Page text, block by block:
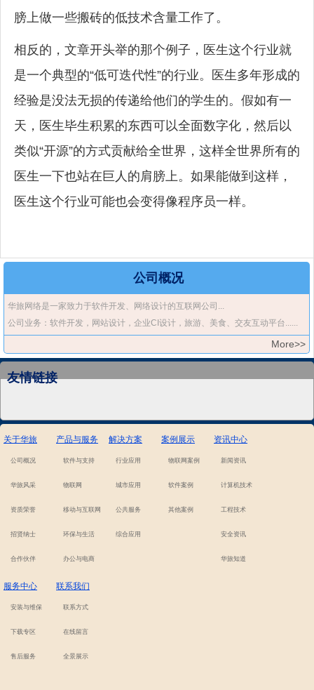
膀上做一些搬砖的低技术含量工作了。
相反的，文章开头举的那个例子，医生这个行业就
是一个典型的“低可迭代性”的行业。医生多年形成的
经验是没法无损的传递给他们的学生的。假如有一
天，医生毕生积累的东西可以全面数字化，然后以
类似“开源”的方式贡献给全世界，这样全世界所有的
医生一下也站在巨人的肩膀上。如果能做到这样，
医生这个行业可能也会变得像程序员一样。
公司概况
华旅网络是一家致力于软件开发、网络设计的互联网公司...
公司业务：软件开发，网站设计，企业CI设计，旅游、美食、交友互动平台......
More>>
友情链接
关于华旅
公司概况
华旅风采
资质荣誉
招贤纳士
合作伙伴
产品与服务
软件与支持
物联网
移动与互联网
环保与生活
办公与电商
解决方案
行业应用
城市应用
公共服务
综合应用
案例展示
物联网案例
软件案例
其他案例
资讯中心
新闻资讯
计算机技术
工程技术
安全资讯
华旅知道
服务中心
安装与维保
下载专区
售后服务
联系我们
联系方式
在线留言
全景展示